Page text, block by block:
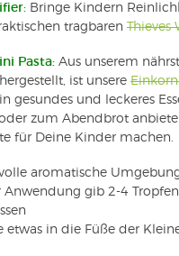
Bringe Kindern
tragbaren Thieves
Pasta: Aus unserem
ist unsere
gesundes und leckeres
zum Abendbrot
für Deine Kinder machen.
aromatische
Anwendung gib 2-4
etwas in die Füße der